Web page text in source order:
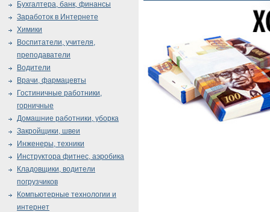
Бухгалтера, банк, финансы
Заработок в Интернете
Химики
Воспитатели, учителя,
преподаватели
Водители
Врачи, фармацевты
Гостиничные работники,
горничные
Домашние работники, уборка
Закройщики, швеи
Инженеры, техники
Инструктора фитнес, аэробика
Кладовщики, водители
погрузчиков
Компьютерные технологии и
интернет